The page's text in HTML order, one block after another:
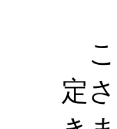
こ
定